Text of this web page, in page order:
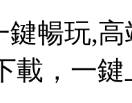
鍵暢玩,
載，一鍵